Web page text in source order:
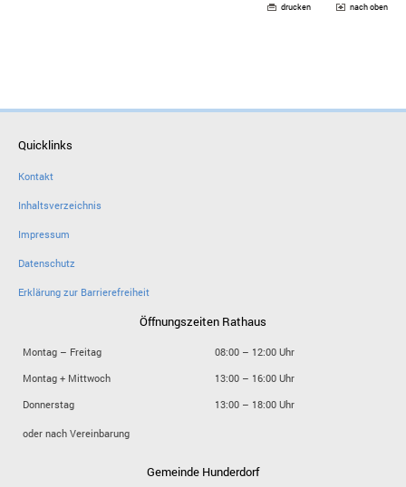
drucken nach oben
Quicklinks
Kontakt
Inhaltsverzeichnis
Impressum
Datenschutz
Erklärung zur Barrierefreiheit
Öffnungszeiten Rathaus
Montag – Freitag
08:00 – 12:00 Uhr
Montag + Mittwoch
13:00 – 16:00 Uhr
Donnerstag
13:00 – 18:00 Uhr
oder nach Vereinbarung
Gemeinde Hunderdorf